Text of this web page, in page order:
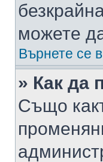
можете
Върнете се
» Как да
Също